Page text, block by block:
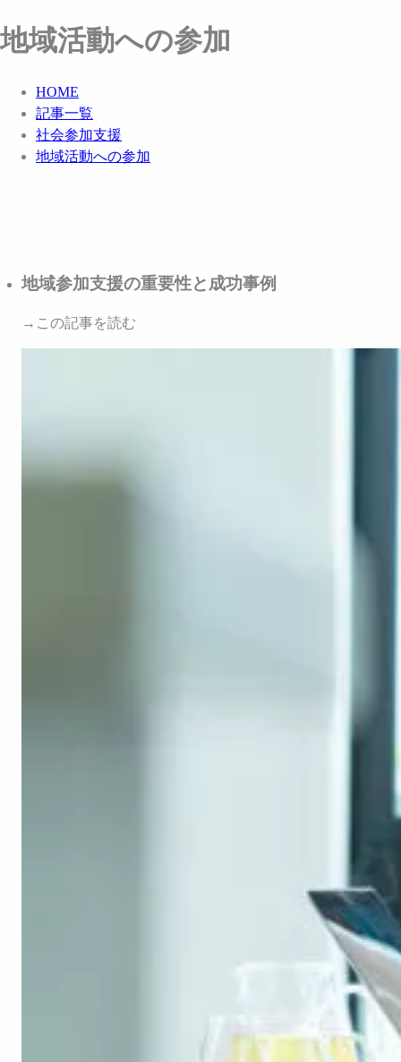
地域活動への参加
HOME
記事一覧
社会参加支援
地域活動への参加
地域参加支援の重要性と成功事例
→この記事を読む